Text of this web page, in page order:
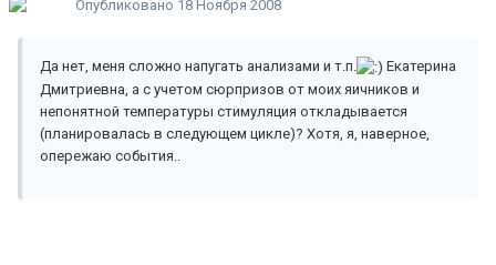
Опубликовано 18 Ноября 2008
Да нет, меня сложно напугать анализами и т.п.
Екатерина
Дмитриевна, а с учетом сюрпризов от моих яичников и
непонятной температуры стимуляция откладывается
(планировалась в следующем цикле)? Хотя, я, наверное,
опережаю события..